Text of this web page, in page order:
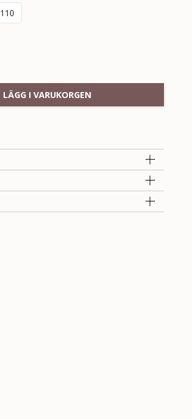
110
LÄGG I VARUKORGEN